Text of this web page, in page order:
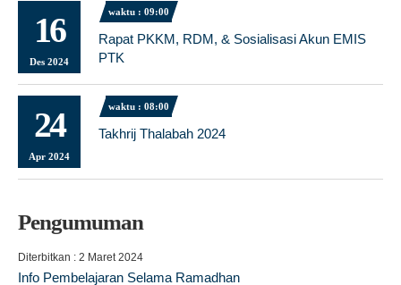
16
Des 2024
waktu : 09:00
Rapat PKKM, RDM, & Sosialisasi Akun EMIS
PTK
24
Apr 2024
waktu : 08:00
Takhrij Thalabah 2024
Pengumuman
Diterbitkan : 2 Maret 2024
Info Pembelajaran Selama Ramadhan